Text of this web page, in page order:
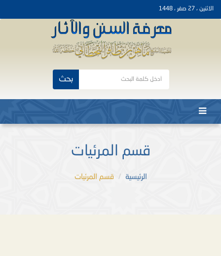
الاثنين ، 27 صفر ، 1448
بحث
قسم المرئيات
الرئيسية قسم المرئيات